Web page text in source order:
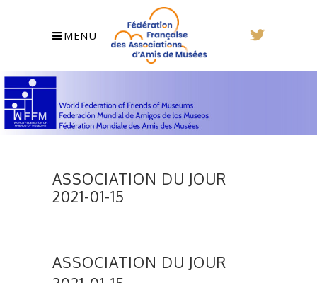
MENU
ASSOCIATION DU JOUR
2021-01-15
ASSOCIATION DU JOUR